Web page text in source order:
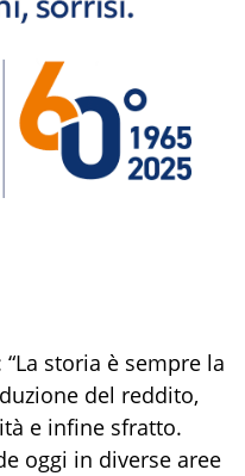
storia è sempre la
del reddito,
e infine sfratto.
oggi in diverse aree